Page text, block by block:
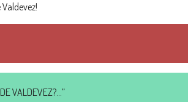
VALDEVEZ?…”